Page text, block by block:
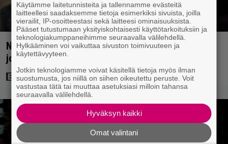
Netflixistä poistuu viiden tähden scifi-leffa – ”Jos
joku elokuva on eeppinen niin tämä”
Käytämme laitetunnisteita ja tallennamme evästeitä
laitteellesi saadaksemme tietoja esimerkiksi sivuista, joilla
vierailit, IP-osoitteestasi sekä laitteesi ominaisuuksista.
Pääset tutustumaan yksityiskohtaisesti käyttötarkoituksiin ja
teknologiakumppaneihimme seuraavalla välilehdellä.
Hylkääminen voi vaikuttaa sivuston toimivuuteen ja
käytettävyyteen.
Jotkin teknologiamme voivat käsitellä tietoja myös ilman
suostumusta, jos niillä on siihen oikeutettu peruste. Voit
vastustaa tätä tai muuttaa asetuksiasi milloin tahansa
seuraavalla välilehdellä.
Hyväksyn kaikki
Omat valintani